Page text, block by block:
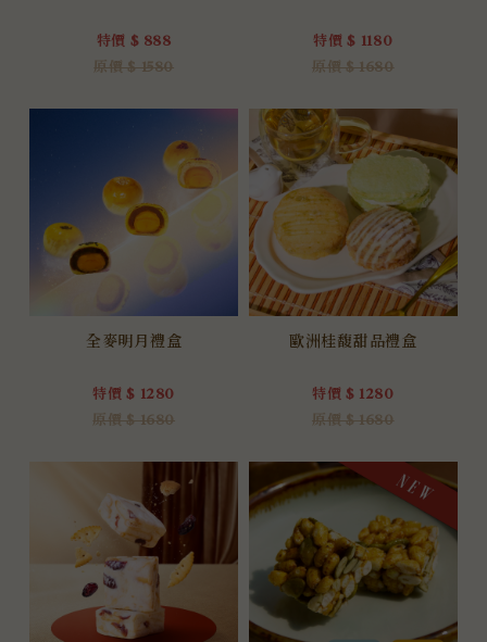
原價 $ 1580
特價 $ 888
原價 $ 1680
特價 $ 1180
全麥明月禮盒
原價 $ 1680
特價 $ 1280
歐洲桂馥甜品禮盒
原價 $ 1680
特價 $ 1280